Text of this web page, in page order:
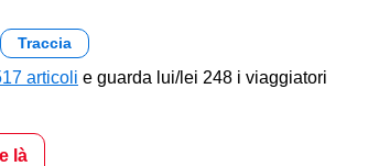
Traccia
articoli e guarda lui/lei 248 i viaggiatori
là